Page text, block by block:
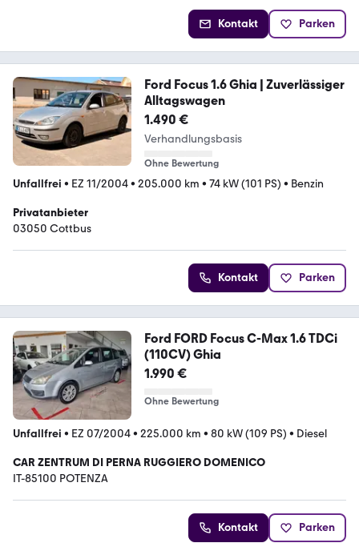
Kontakt Parken
Ford Focus 1.6 Ghia | Zuverlässiger
Alltagswagen
1.490 €
Verhandlungsbasis
Ohne Bewertung
Unfallfrei • EZ 11/2004• 205.000 km • 74 kW (101 PS) • Benzin
Privatanbieter
03050 Cottbus
Kontakt Parken
Ford FORD Focus C-Max 1.6 TDCi
(110CV) Ghia
1.990 €
Ohne Bewertung
Unfallfrei • EZ 07/2004• 225.000 km • 80 kW (109 PS) • Diesel
CAR ZENTRUM DI PERNA RUGGIERO DOMENICO
IT-85100 POTENZA
Kontakt Parken